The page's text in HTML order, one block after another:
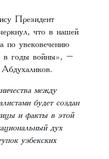
Президент
что в нашей
по увековечению
в годы войны», –
между
будет создан
и факты в этой
дух
узбекских